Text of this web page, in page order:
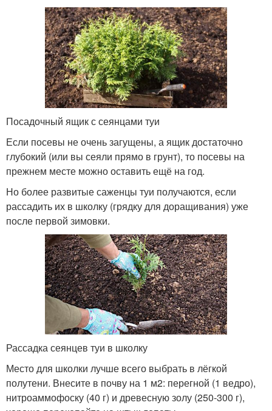
Посадочный ящик с сеянцами туи
Если посевы не очень загущены, а ящик достаточно
глубокий (или вы сеяли прямо в грунт), то посевы на
прежнем месте можно оставить ещё на год.
Но более развитые саженцы туи получаются, если
рассадить их в школку (грядку для доращивания) уже
после первой зимовки.
Рассадка сеянцев туи в школку
Место для школки лучше всего выбрать в лёгкой
полутени. Внесите в почву на 1 м2: перегной (1 ведро),
нитроаммофоску (40 г) и древесную золу (250-300 г),